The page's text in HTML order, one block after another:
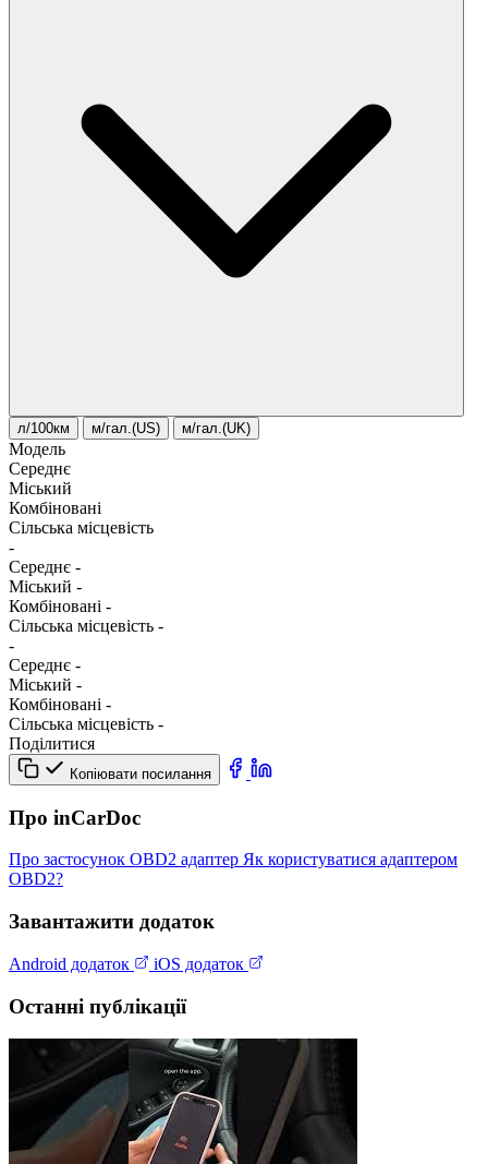
л/100км м/гал.(US) м/гал.(UK)
Модель
Середнє
Міський
Комбіновані
Сільська місцевість
-
Середнє -
Міський -
Комбіновані -
Сільська місцевість -
-
Середнє -
Міський -
Комбіновані -
Сільська місцевість -
Поділитися
Копіювати посилання
Про inCarDoc
Про застосунок OBD2 адаптер Як користуватися адаптером
OBD2?
Завантажити додаток
Android додаток iOS додаток
Останні публікації